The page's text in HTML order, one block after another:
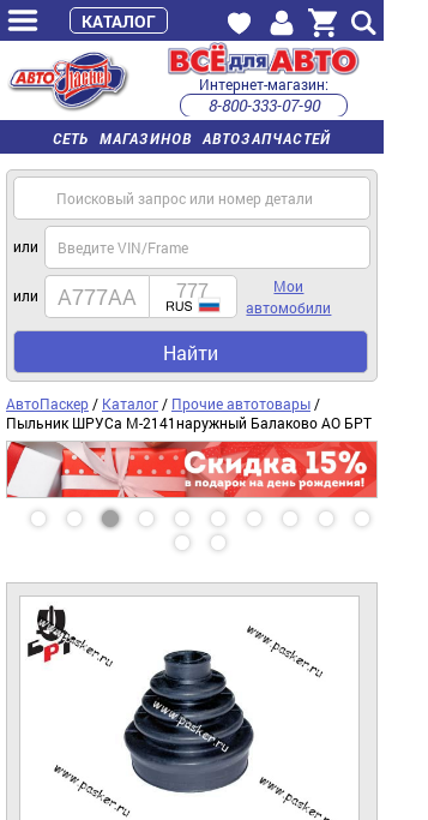
СЕТЬ МАГАЗИНОВ АВТОЗАПЧАСТЕЙ
Интернет-магазин:
8-800-333-07-90
часы работы с 9:00 до 22:00 (пн-пт)
или
или
Мои
автомобили
Найти
АвтоПаскер / Каталог / Прочие автотовары /
Пыльник ШРУСа М-2141наружный Балаково АО БРТ
КАТАЛОГ